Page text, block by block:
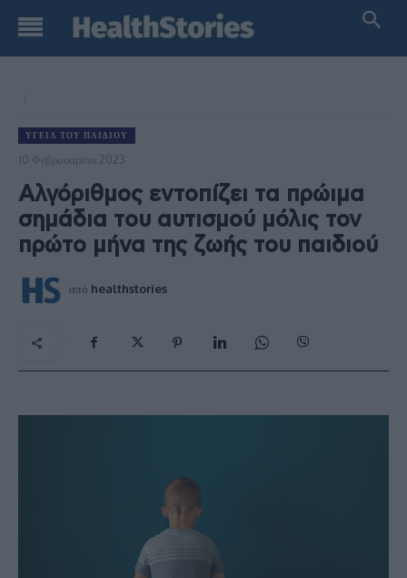
ΥΓΕΊΑ ΤΟΥ ΠΑΙΔΙΟΎ
10 Φεβρουαρίου 2023
Αλγόριθμος εντοπίζει τα πρώιμα
σημάδια του αυτισμού μόλις τον
πρώτο μήνα της ζωής του παιδιού
από healthstories